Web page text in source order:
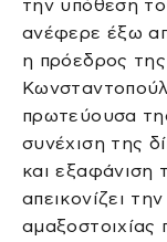
την υπόθεση
ανέφερε έξω
η πρόεδρος
πρωτεύουσα
συνέχιση της
και εξαφάνιση
απεικονίζει
αμαξοστοιχίας